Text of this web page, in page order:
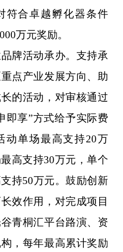
符合卓越孵化器条件
万元奖励。
牌活动承办。 支持承
点产业发展方向、助
的活动，对审核通过
即享”方式给予实际费
动单场最高支持20万
高支持30万元，单个
持50万元。鼓励创新
效作用，对完成项目
青桐汇平台路演、资
，每年最高累计奖励